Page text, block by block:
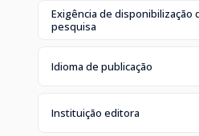
Exigência de disponibilização
pesquisa
Idioma de publicação
Instituição editora